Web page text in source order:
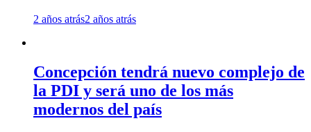
2 años atrás2 años atrás
Concepción tendrá nuevo complejo de
la PDI y será uno de los más
modernos del país